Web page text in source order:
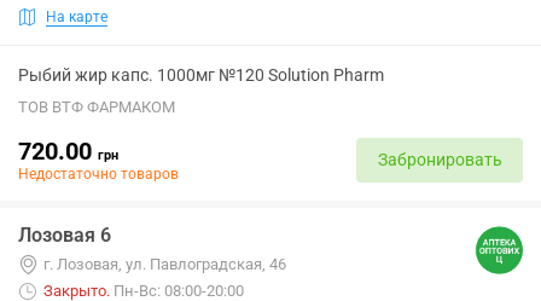
На карте
Рыбий жир капс. 1000мг №120 Solution Pharm
ТОВ ВТФ ФАРМАКОМ
720.00 грн
Недостаточно товаров
Забронировать
Лозовая 6
г. Лозовая, ул. Павлоградская, 46
Закрыто. Пн-Вс: 08:00-20:00